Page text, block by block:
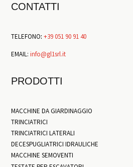
CONTATTI
TELEFONO: +39 051 90 91 40
EMAIL:info@gl1srl.it
PRODOTTI
MACCHINE DA GIARDINAGGIO
TRINCIATRICI
TRINCIATRICI LATERALI
DECESPUGLIATRICI IDRAULICHE
MACCHINE SEMOVENTI